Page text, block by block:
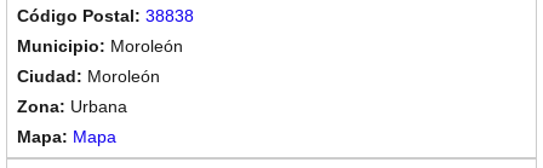
38838
Moroleón
Moroleón
Urbana
Mapa